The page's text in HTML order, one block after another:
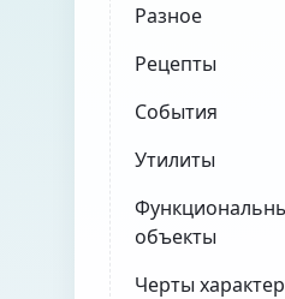
Разное
Рецепты
События
Утилиты
объекты
Черты